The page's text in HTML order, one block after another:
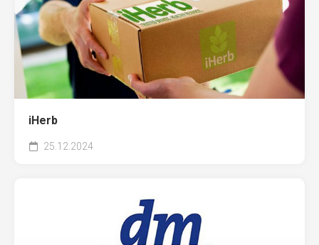
iHerb
25.12.2024